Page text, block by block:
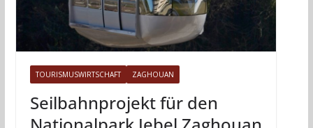
TOURISMUSWIRTSCHAFT ZAGHOUAN
Seilbahnprojekt für den